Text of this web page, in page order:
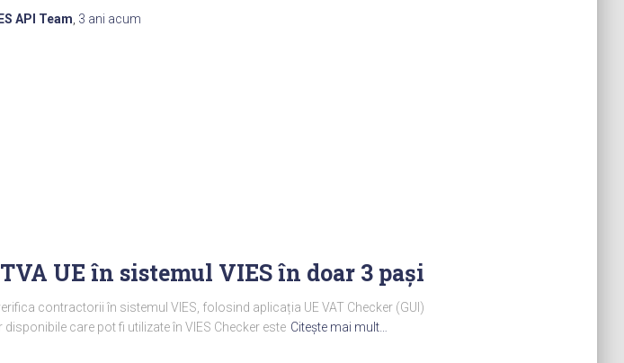
API Team 3 ani acum
UE în sistemul VIES în doar 3 pași
contractorii în sistemul VIES, folosind aplicația UE VAT Checker (GUI)
care pot fi utilizate în VIES Checker este Citeşte mai mult…